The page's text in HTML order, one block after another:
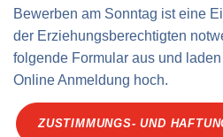
Bewerben am Sonntag ist eine
der Erziehungs­berechtigten
folgende Formular aus und
Online Anmeldung hoch.
ZUSTIMMUNGS- UND